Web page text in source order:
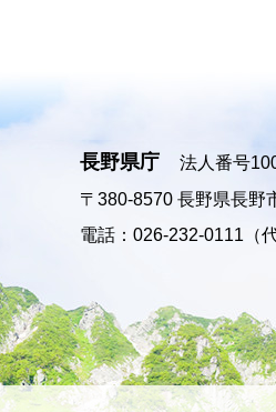
長野県庁
法人番号
〒380-8570 長野県長野
電話：026-232-0111（代